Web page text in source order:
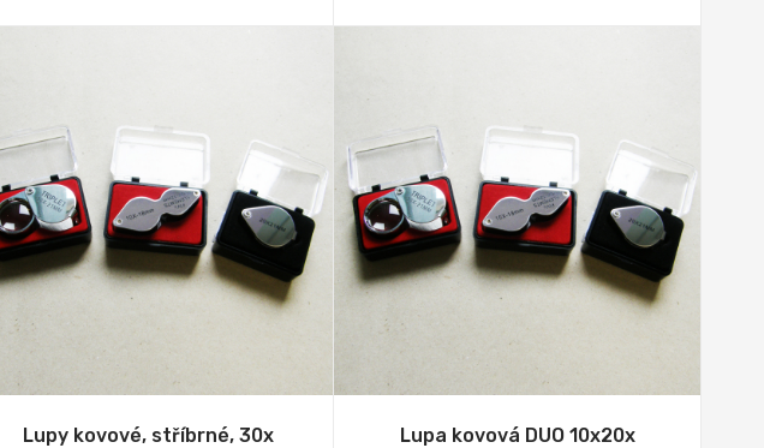
Lupy kovové, stříbrné, 30x Lupa kovová DUO 10x20x